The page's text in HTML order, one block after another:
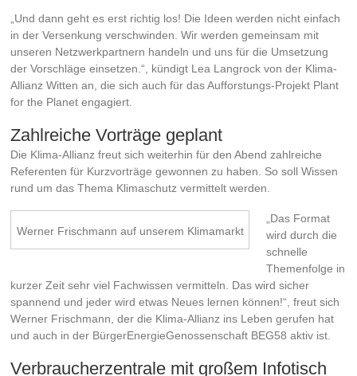
„Und dann geht es erst richtig los! Die Ideen werden nicht einfach
in der Versenkung verschwinden. Wir werden gemeinsam mit
unseren Netzwerkpartnern handeln und uns für die Umsetzung
der Vorschläge einsetzen.“ , kündigt Lea Langrock von der Klima-
Allianz Witten an, die sich auch für das Aufforstungs-Projekt Plant
for the Planet engagiert.
Zahlreiche Vorträge geplant
Die Klima-Allianz freut sich weiterhin für den Abend zahlreiche
Referenten für Kurzvorträge gewonnen zu haben. So soll Wissen
rund um das Thema Klimaschutz vermittelt werden.
Werner Frischmann auf unserem Klimamarkt
„Das Format
wird durch die
schnelle
Themenfolge in
kurzer Zeit sehr viel Fachwissen vermitteln. Das wird sicher
spannend und jeder wird etwas Neues lernen können!“ , freut sich
Werner Frischmann, der die Klima-Allianz ins Leben gerufen hat
und auch in der BürgerEnergieGenossenschaft BEG58 aktiv ist.
Verbraucherzentrale mit großem Infotisch